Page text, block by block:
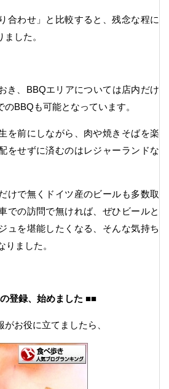
合わせ」と比較すると、残念な程に
した。
き、BBQエリアについては店内だけ
BBQも可能となっています。
を前にしながら、肉や焼きそばを楽
をせずに済むのはレジャーランドな
けで無くドイツ産のビールも多数取
での訪問で無ければ、ぜひビールと
ュを堪能したくなる、そんな気持ち
ました。
登録、始めました ■■
お役に立てましたら、